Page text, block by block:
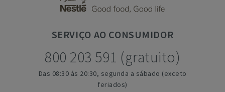
SERVIÇO AO CONSUMIDOR
800 203 591 (gratuito)
Das 08:30 às 20:30, segunda a sábado (exceto
feriados)